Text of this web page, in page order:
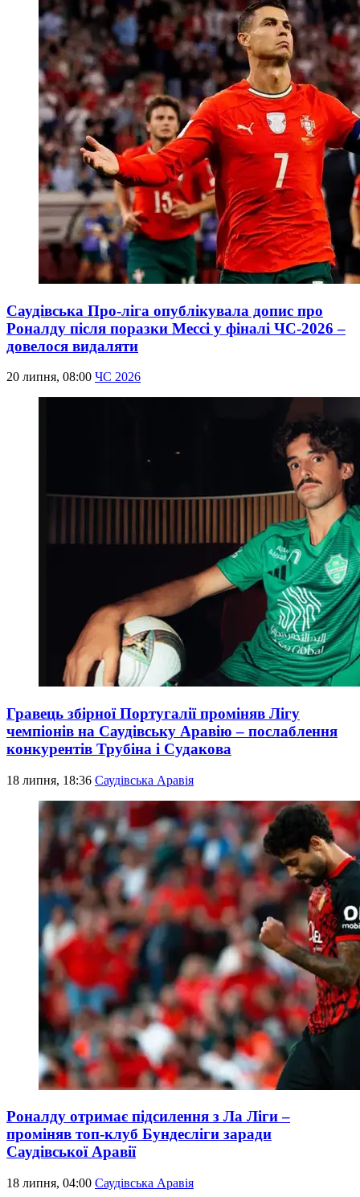
Саудівська Про-ліга опублікувала допис про
Роналду після поразки Мессі у фіналі ЧС-2026 –
довелося видаляти
20 липня, 08:00 ЧС 2026
Гравець збірної Португалії проміняв Лігу
чемпіонів на Саудівську Аравію – послаблення
конкурентів Трубіна і Судакова
18 липня, 18:36 Саудівська Аравія
Роналду отримає підсилення з Ла Ліги –
проміняв топ-клуб Бундесліги заради
Саудівської Аравії
18 липня, 04:00 Саудівська Аравія